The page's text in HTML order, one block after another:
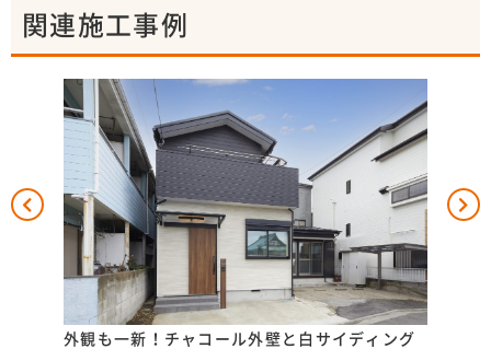
関連施工事例
外観も一新！チャコール外壁と白サイディング